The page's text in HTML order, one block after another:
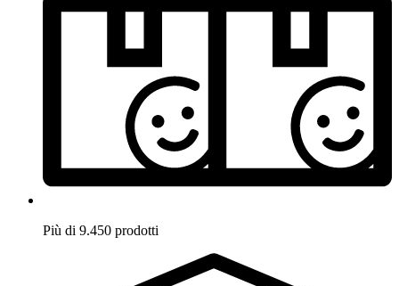
Più di 9.450 prodotti